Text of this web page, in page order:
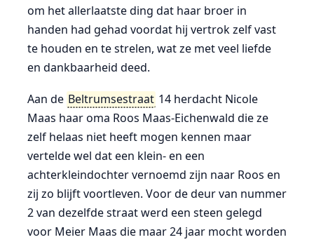
om het allerlaatste ding dat haar broer in
handen had gehad voordat hij vertrok zelf vast
te houden en te strelen, wat ze met veel liefde
en dankbaarheid deed.
Aan de Beltrumsestraat 14 herdacht Nicole
Maas haar oma Roos Maas-Eichenwald die ze
zelf helaas niet heeft mogen kennen maar
vertelde wel dat een klein- en een
achterkleindochter vernoemd zijn naar Roos en
zij zo blijft voortleven. Voor de deur van nummer
2 van dezelfde straat werd een steen gelegd
voor Meier Maas die maar 24 jaar mocht worden